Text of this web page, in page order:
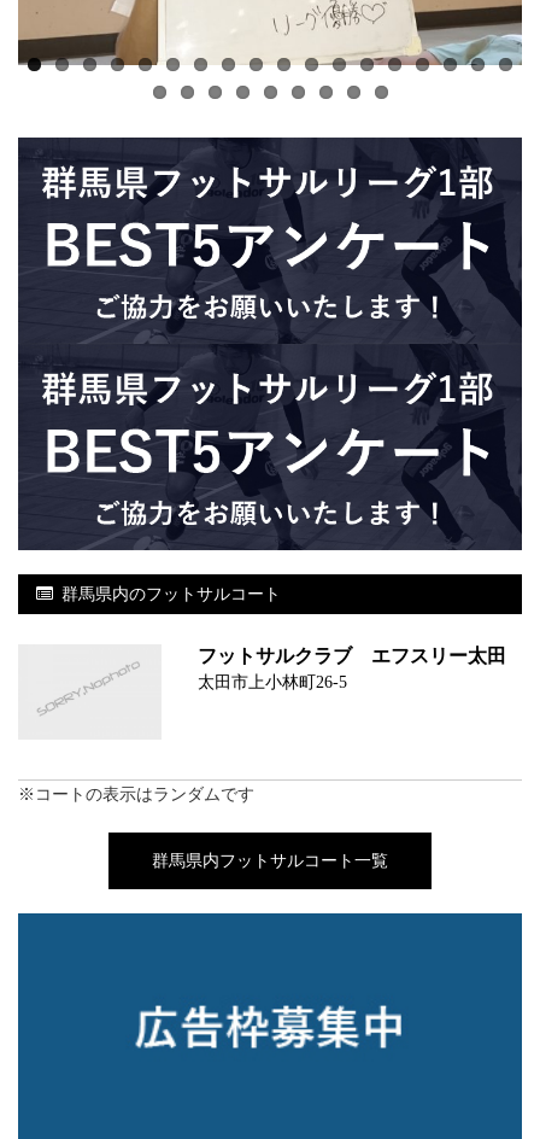
群馬県内のフットサルコート
フットサルクラブ エフスリー太田
太田市上小林町26-5
※コートの表示はランダムです
群馬県内フットサルコート一覧